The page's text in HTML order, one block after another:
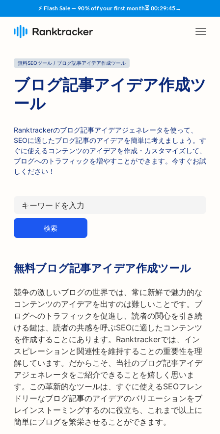
⚡ Flash Sale — 90% off your first month⏳ 00:29:45→
無料SEOツール / ブログ記事アイデア作成ツール
ブログ記事アイデア作成ツ
ール
Ranktrackerのブログ記事アイデアジェネレータを使って、
SEOに適したブログ記事のアイデアを簡単に考えましょう。す
ぐに使えるコンテンツのアイデアを作成・カスタマイズして、
ブログへのトラフィックを増やすことができます。今すぐお試
しください！
検索
無料ブログ記事アイデア作成ツール
競争の激しいブログの世界では、常に新鮮で魅力的な
コンテンツのアイデアを出すのは難しいことです。ブ
ログへのトラフィックを促進し、読者の関心を引き続
ける鍵は、読者の共感を呼ぶSEOに適したコンテンツ
を作成することにあります。Ranktrackerでは、イン
スピレーションと関連性を維持することの重要性を理
解しています。だからこそ、当社のブログ記事アイデ
アジェネレータをご紹介できることを嬉しく思いま
す。この革新的なツールは、すぐに使えるSEOフレン
ドリーなブログ記事のアイデアのバリエーションをブ
レインストーミングするのに役立ち、これまで以上に
簡単にブログを繁栄させることができます。